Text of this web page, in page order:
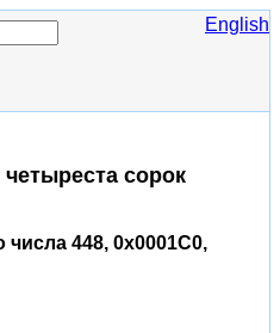
English
сорок
448, 0x0001C0,